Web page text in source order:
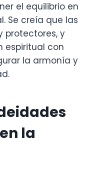
el equilibrio en
Se creía que las
protectores, y
espiritual con
la armonía y
la